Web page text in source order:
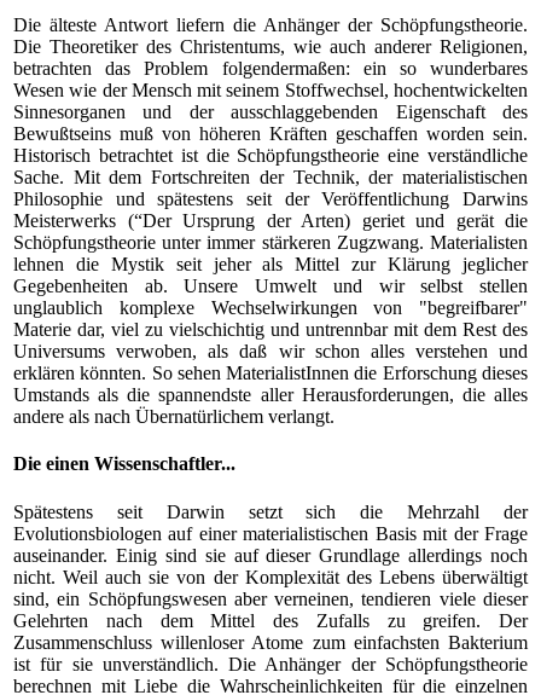
Die älteste Antwort liefern die Anhänger der Schöpfungstheorie.
Die Theoretiker des Christentums, wie auch anderer Religionen,
betrachten das Problem folgendermaßen: ein so wunderbares
Wesen wie der Mensch mit seinem Stoffwechsel, hochentwickelten
Sinnesorganen und der ausschlaggebenden Eigenschaft des
Bewußtseins muß von höheren Kräften geschaffen worden sein.
Historisch betrachtet ist die Schöpfungstheorie eine verständliche
Sache. Mit dem Fortschreiten der Technik, der materialistischen
Philosophie und spätestens seit der Veröffentlichung Darwins
Meisterwerks (“Der Ursprung der Arten) geriet und gerät die
Schöpfungstheorie unter immer stärkeren Zugzwang. Materialisten
lehnen die Mystik seit jeher als Mittel zur Klärung jeglicher
Gegebenheiten ab. Unsere Umwelt und wir selbst stellen
unglaublich komplexe Wechselwirkungen von "begreifbarer"
Materie dar, viel zu vielschichtig und untrennbar mit dem Rest des
Universums verwoben, als daß wir schon alles verstehen und
erklären könnten. So sehen MaterialistInnen die Erforschung dieses
Umstands als die spannendste aller Herausforderungen, die alles
andere als nach Übernatürlichem verlangt.
Die einen Wissenschaftler...
Spätestens seit Darwin setzt sich die Mehrzahl der
Evolutionsbiologen auf einer materialistischen Basis mit der Frage
auseinander. Einig sind sie auf dieser Grundlage allerdings noch
nicht. Weil auch sie von der Komplexität des Lebens überwältigt
sind, ein Schöpfungswesen aber verneinen, tendieren viele dieser
Gelehrten nach dem Mittel des Zufalls zu greifen. Der
Zusammenschluss willenloser Atome zum einfachsten Bakterium
ist für sie unverständlich. Die Anhänger der Schöpfungstheorie
berechnen mit Liebe die Wahrscheinlichkeiten für die einzelnen